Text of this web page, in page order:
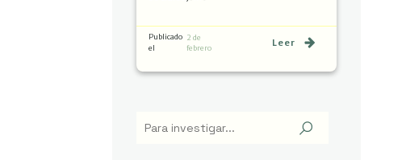
Publicado
el
2 de
febrero
Leer